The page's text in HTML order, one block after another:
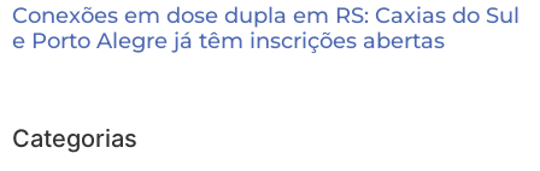
Conexões em dose dupla em RS: Caxias do Sul
e Porto Alegre já têm inscrições abertas
Categorias